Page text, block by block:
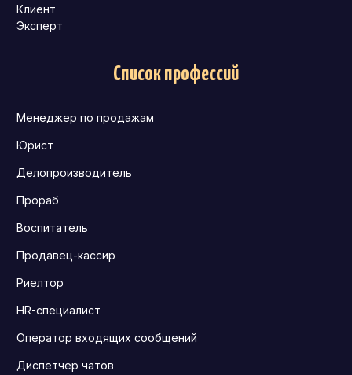
Клиент
Эксперт
Список профессий
Менеджер по продажам
Юрист
Делопроизводитель
Прораб
Воспитатель
Продавец-кассир
Риелтор
HR-специалист
Оператор входящих сообщений
Диспетчер чатов